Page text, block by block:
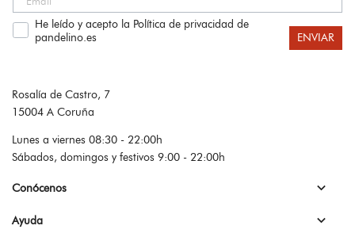
He leído y acepto la Política de privacidad de
pandelino.es
ENVIAR
Rosalía de Castro, 7
15004 A Coruña
Lunes a viernes 08:30 - 22:00h
Sábados, domingos y festivos 9:00 - 22:00h
Conócenos 
Ayuda 